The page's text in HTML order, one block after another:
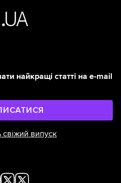
найкращі статті на e-mail
випуск